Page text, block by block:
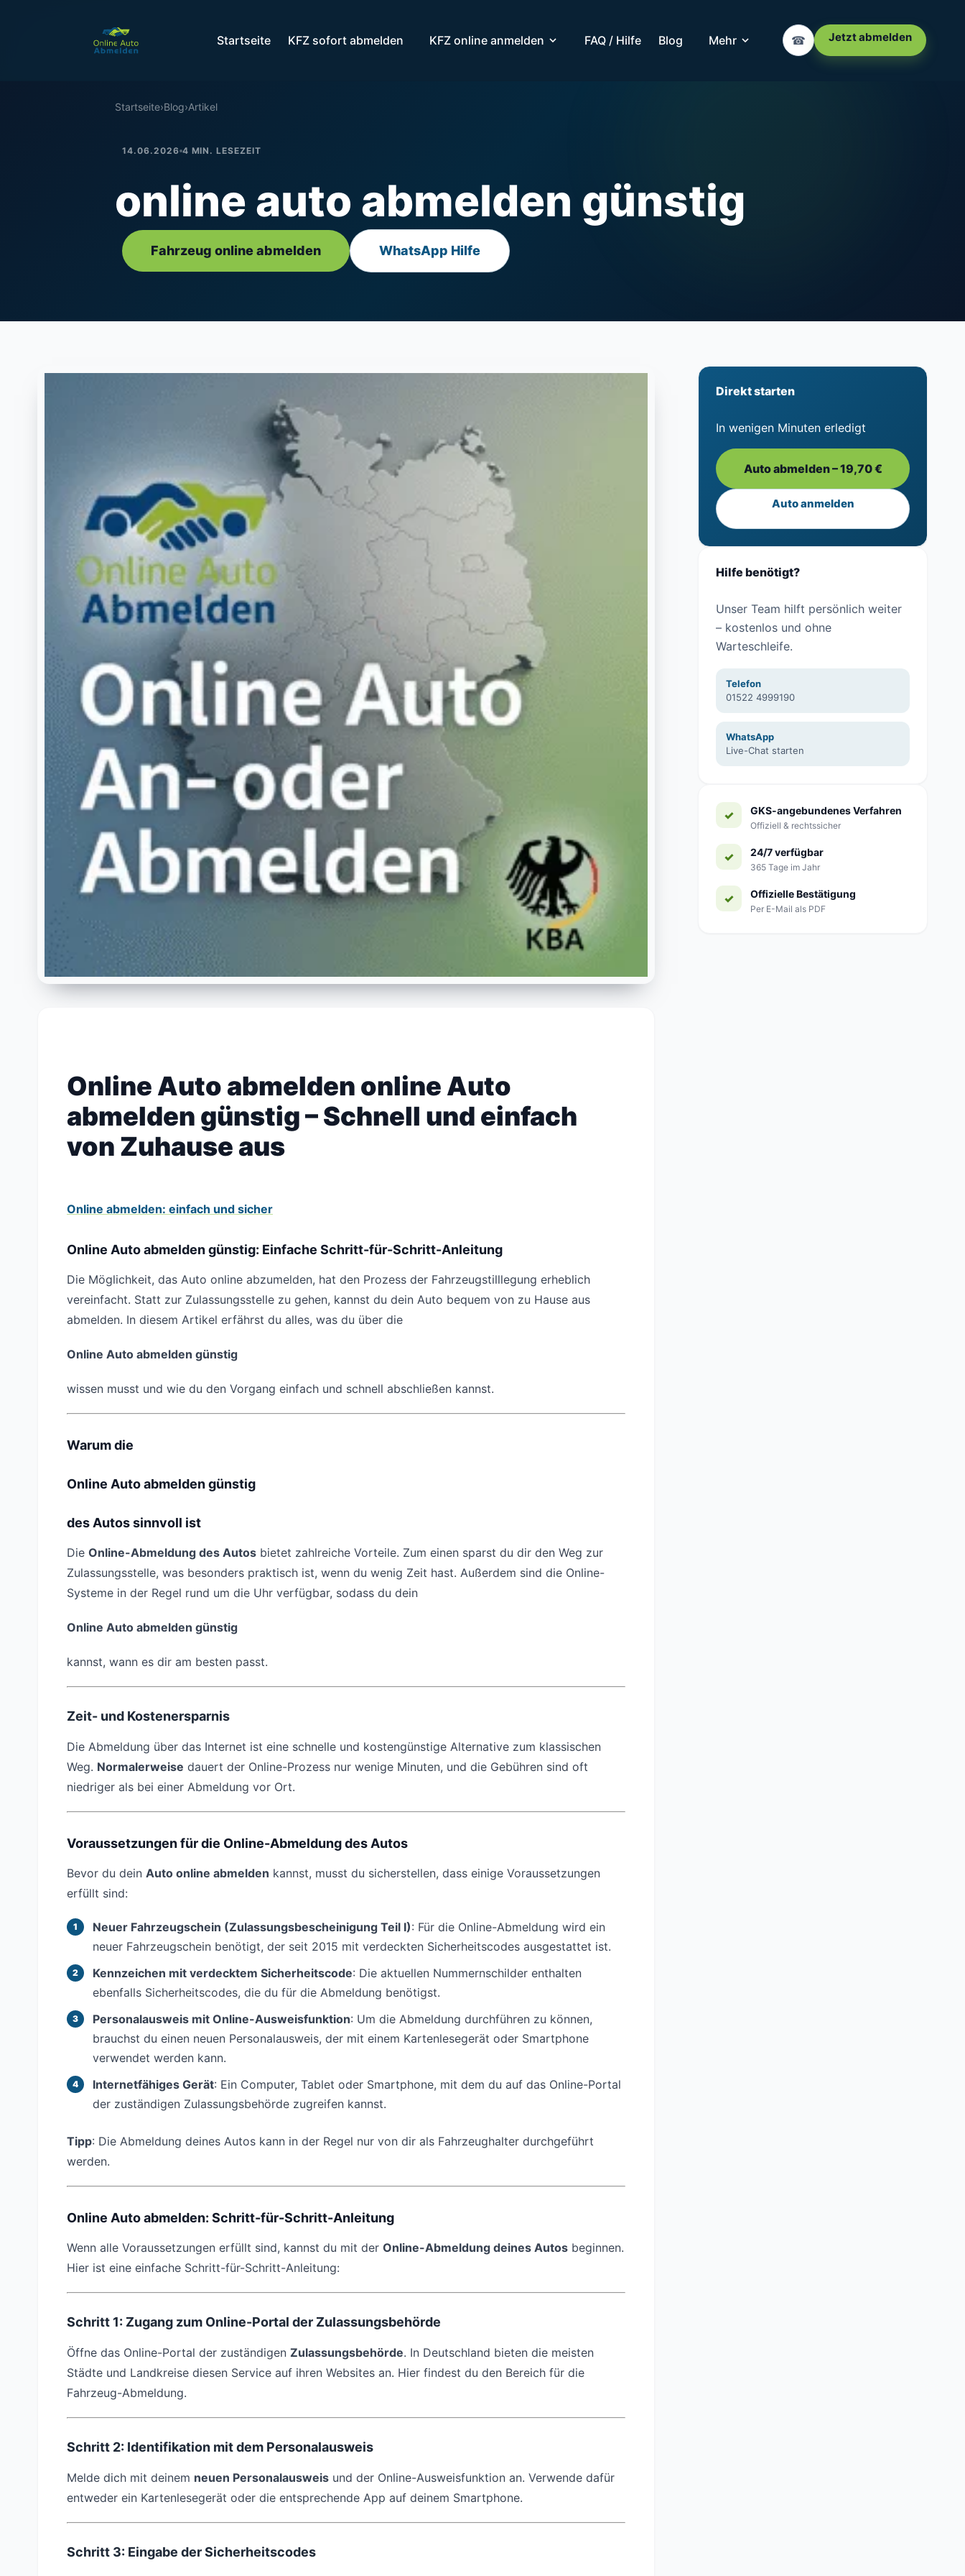
Startseite KFZ sofort abmelden KFZ online anmelden FAQ / Hilfe Blog Mehr ☎ Jetzt abmelden
Startseite›Blog›Artikel
14.06.2026 4 MIN. LESEZEIT
online auto abmelden günstig
Fahrzeug online abmelden WhatsApp Hilfe
Online Auto abmelden online Auto
abmelden günstig – Schnell und einfach
von Zuhause aus
Online abmelden: einfach und sicher
Online Auto abmelden günstig: Einfache Schritt-für-Schritt-Anleitung
Die Möglichkeit, das Auto online abzumelden, hat den Prozess der Fahrzeugstilllegung erheblich
vereinfacht. Statt zur Zulassungsstelle zu gehen, kannst du dein Auto bequem von zu Hause aus
abmelden. In diesem Artikel erfährst du alles, was du über die
Online Auto abmelden günstig
wissen musst und wie du den Vorgang einfach und schnell abschließen kannst.
Warum die
Online Auto abmelden günstig
des Autos sinnvoll ist
Die Online-Abmeldung des Autos bietet zahlreiche Vorteile. Zum einen sparst du dir den Weg zur
Zulassungsstelle, was besonders praktisch ist, wenn du wenig Zeit hast. Außerdem sind die Online-
Systeme in der Regel rund um die Uhr verfügbar, sodass du dein
Online Auto abmelden günstig
kannst, wann es dir am besten passt.
Zeit- und Kostenersparnis
Die Abmeldung über das Internet ist eine schnelle und kostengünstige Alternative zum klassischen
Weg. Normalerweise dauert der Online-Prozess nur wenige Minuten, und die Gebühren sind oft
niedriger als bei einer Abmeldung vor Ort.
Voraussetzungen für die Online-Abmeldung des Autos
Bevor du dein Auto online abmelden kannst, musst du sicherstellen, dass einige Voraussetzungen
erfüllt sind:
Neuer Fahrzeugschein (Zulassungsbescheinigung Teil I): Für die Online-Abmeldung wird ein
neuer Fahrzeugschein benötigt, der seit 2015 mit verdeckten Sicherheitscodes ausgestattet ist.
Kennzeichen mit verdecktem Sicherheitscode: Die aktuellen Nummernschilder enthalten
ebenfalls Sicherheitscodes, die du für die Abmeldung benötigst.
Personalausweis mit Online-Ausweisfunktion: Um die Abmeldung durchführen zu können,
brauchst du einen neuen Personalausweis, der mit einem Kartenlesegerät oder Smartphone
verwendet werden kann.
Internetfähiges Gerät: Ein Computer, Tablet oder Smartphone, mit dem du auf das Online-Portal
der zuständigen Zulassungsbehörde zugreifen kannst.
Tipp: Die Abmeldung deines Autos kann in der Regel nur von dir als Fahrzeughalter durchgeführt
werden.
Online Auto abmelden: Schritt-für-Schritt-Anleitung
Wenn alle Voraussetzungen erfüllt sind, kannst du mit der Online-Abmeldung deines Autos beginnen.
Hier ist eine einfache Schritt-für-Schritt-Anleitung:
Schritt 1: Zugang zum Online-Portal der Zulassungsbehörde
Öffne das Online-Portal der zuständigen Zulassungsbehörde. In Deutschland bieten die meisten
Städte und Landkreise diesen Service auf ihren Websites an. Hier findest du den Bereich für die
Fahrzeug-Abmeldung.
Schritt 2: Identifikation mit dem Personalausweis
Melde dich mit deinem neuen Personalausweis und der Online-Ausweisfunktion an. Verwende dafür
entweder ein Kartenlesegerät oder die entsprechende App auf deinem Smartphone.
Schritt 3: Eingabe der Sicherheitscodes
Direkt starten
In wenigen Minuten erledigt
Auto abmelden – 19,70 €
Auto anmelden
Hilfe benötigt?
Unser Team hilft persönlich weiter
– kostenlos und ohne
Warteschleife.
Telefon
01522 4999190
WhatsApp
Live-Chat starten
GKS-angebundenes Verfahren
Offiziell & rechtssicher
24/7 verfügbar
365 Tage im Jahr
Offizielle Bestätigung
Per E-Mail als PDF